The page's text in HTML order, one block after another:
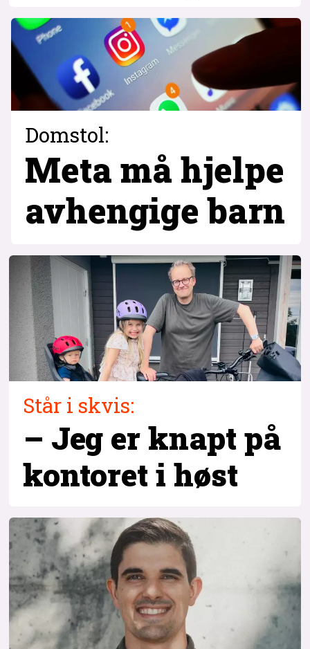
Domstol:
Meta må hjelpe
avhengige barn
Står i skvis:
– Jeg er knapt på
kontoret i høst